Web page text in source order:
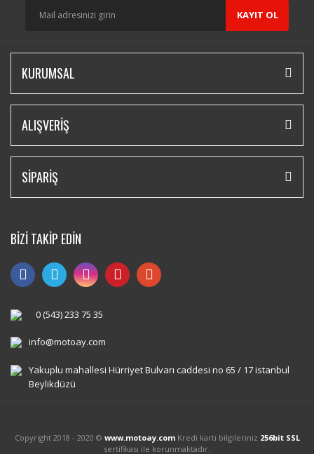
KAYIT OL
KURUMSAL
ALIŞVERİŞ
SİPARİŞ
BİZİ TAKİP EDİN
0 (543) 233 75 35
info@motoay.com
Yakuplu mahallesi Hürriyet Bulvarı caddesi no 65 / 17 istanbul
Beylikdüzü
Copyright 2018 - 2020 © www.motoay.comKredi kartı bilgileriniz 256bit SSL
sertifikası ile korunmaktadır.